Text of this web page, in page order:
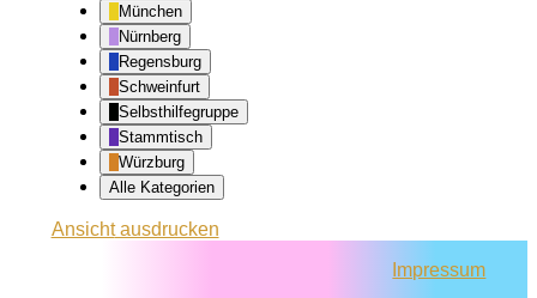
München
Nürnberg
Regensburg
Schweinfurt
Selbsthilfegruppe
Stammtisch
Würzburg
Alle Kategorien
Ansichtausdrucken
Impressum